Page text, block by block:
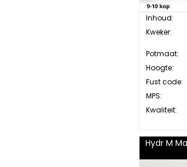
Inhoud:
Kweker:
Potmaat:
Hoogte:
Fust code:
MPS:
Kwaliteit:
Hydr M